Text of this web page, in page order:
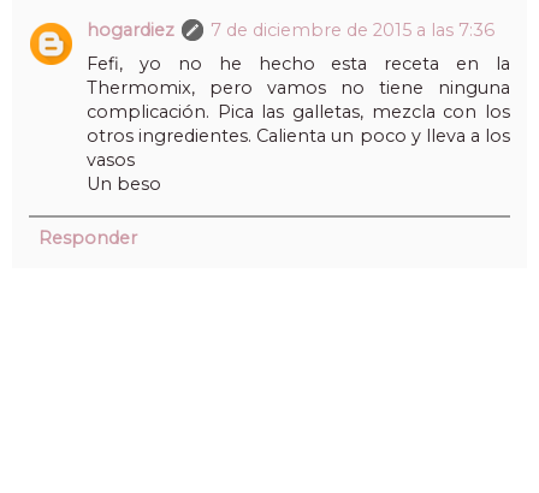
hogardiez
7 de diciembre de 2015 a las 7:36
Fefi, yo no he hecho esta receta en la
Thermomix, pero vamos no tiene ninguna
complicación. Pica las galletas, mezcla con los
otros ingredientes. Calienta un poco y lleva a los
vasos
Un beso
Responder